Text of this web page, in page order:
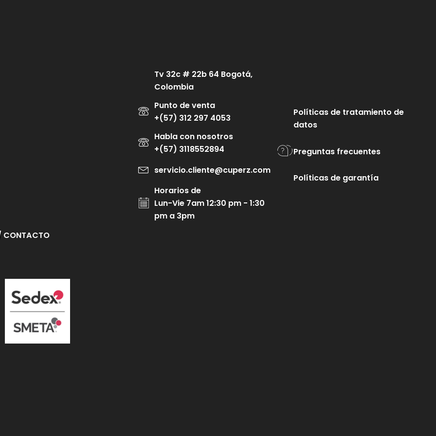
CONTACTO
Tv 32c # 22b 64 Bogotá,
Colombia
Punto de venta
+(57) 312 297 4053
Habla con nosotros
+(57) 3118552894
servicio.cliente@cuperz.com
Horarios de
Lun-Vie 7am 12:30 pm - 1:30
pm a 3pm
Políticas de tratamiento de
datos
Preguntas frecuentes
Políticas de garantía